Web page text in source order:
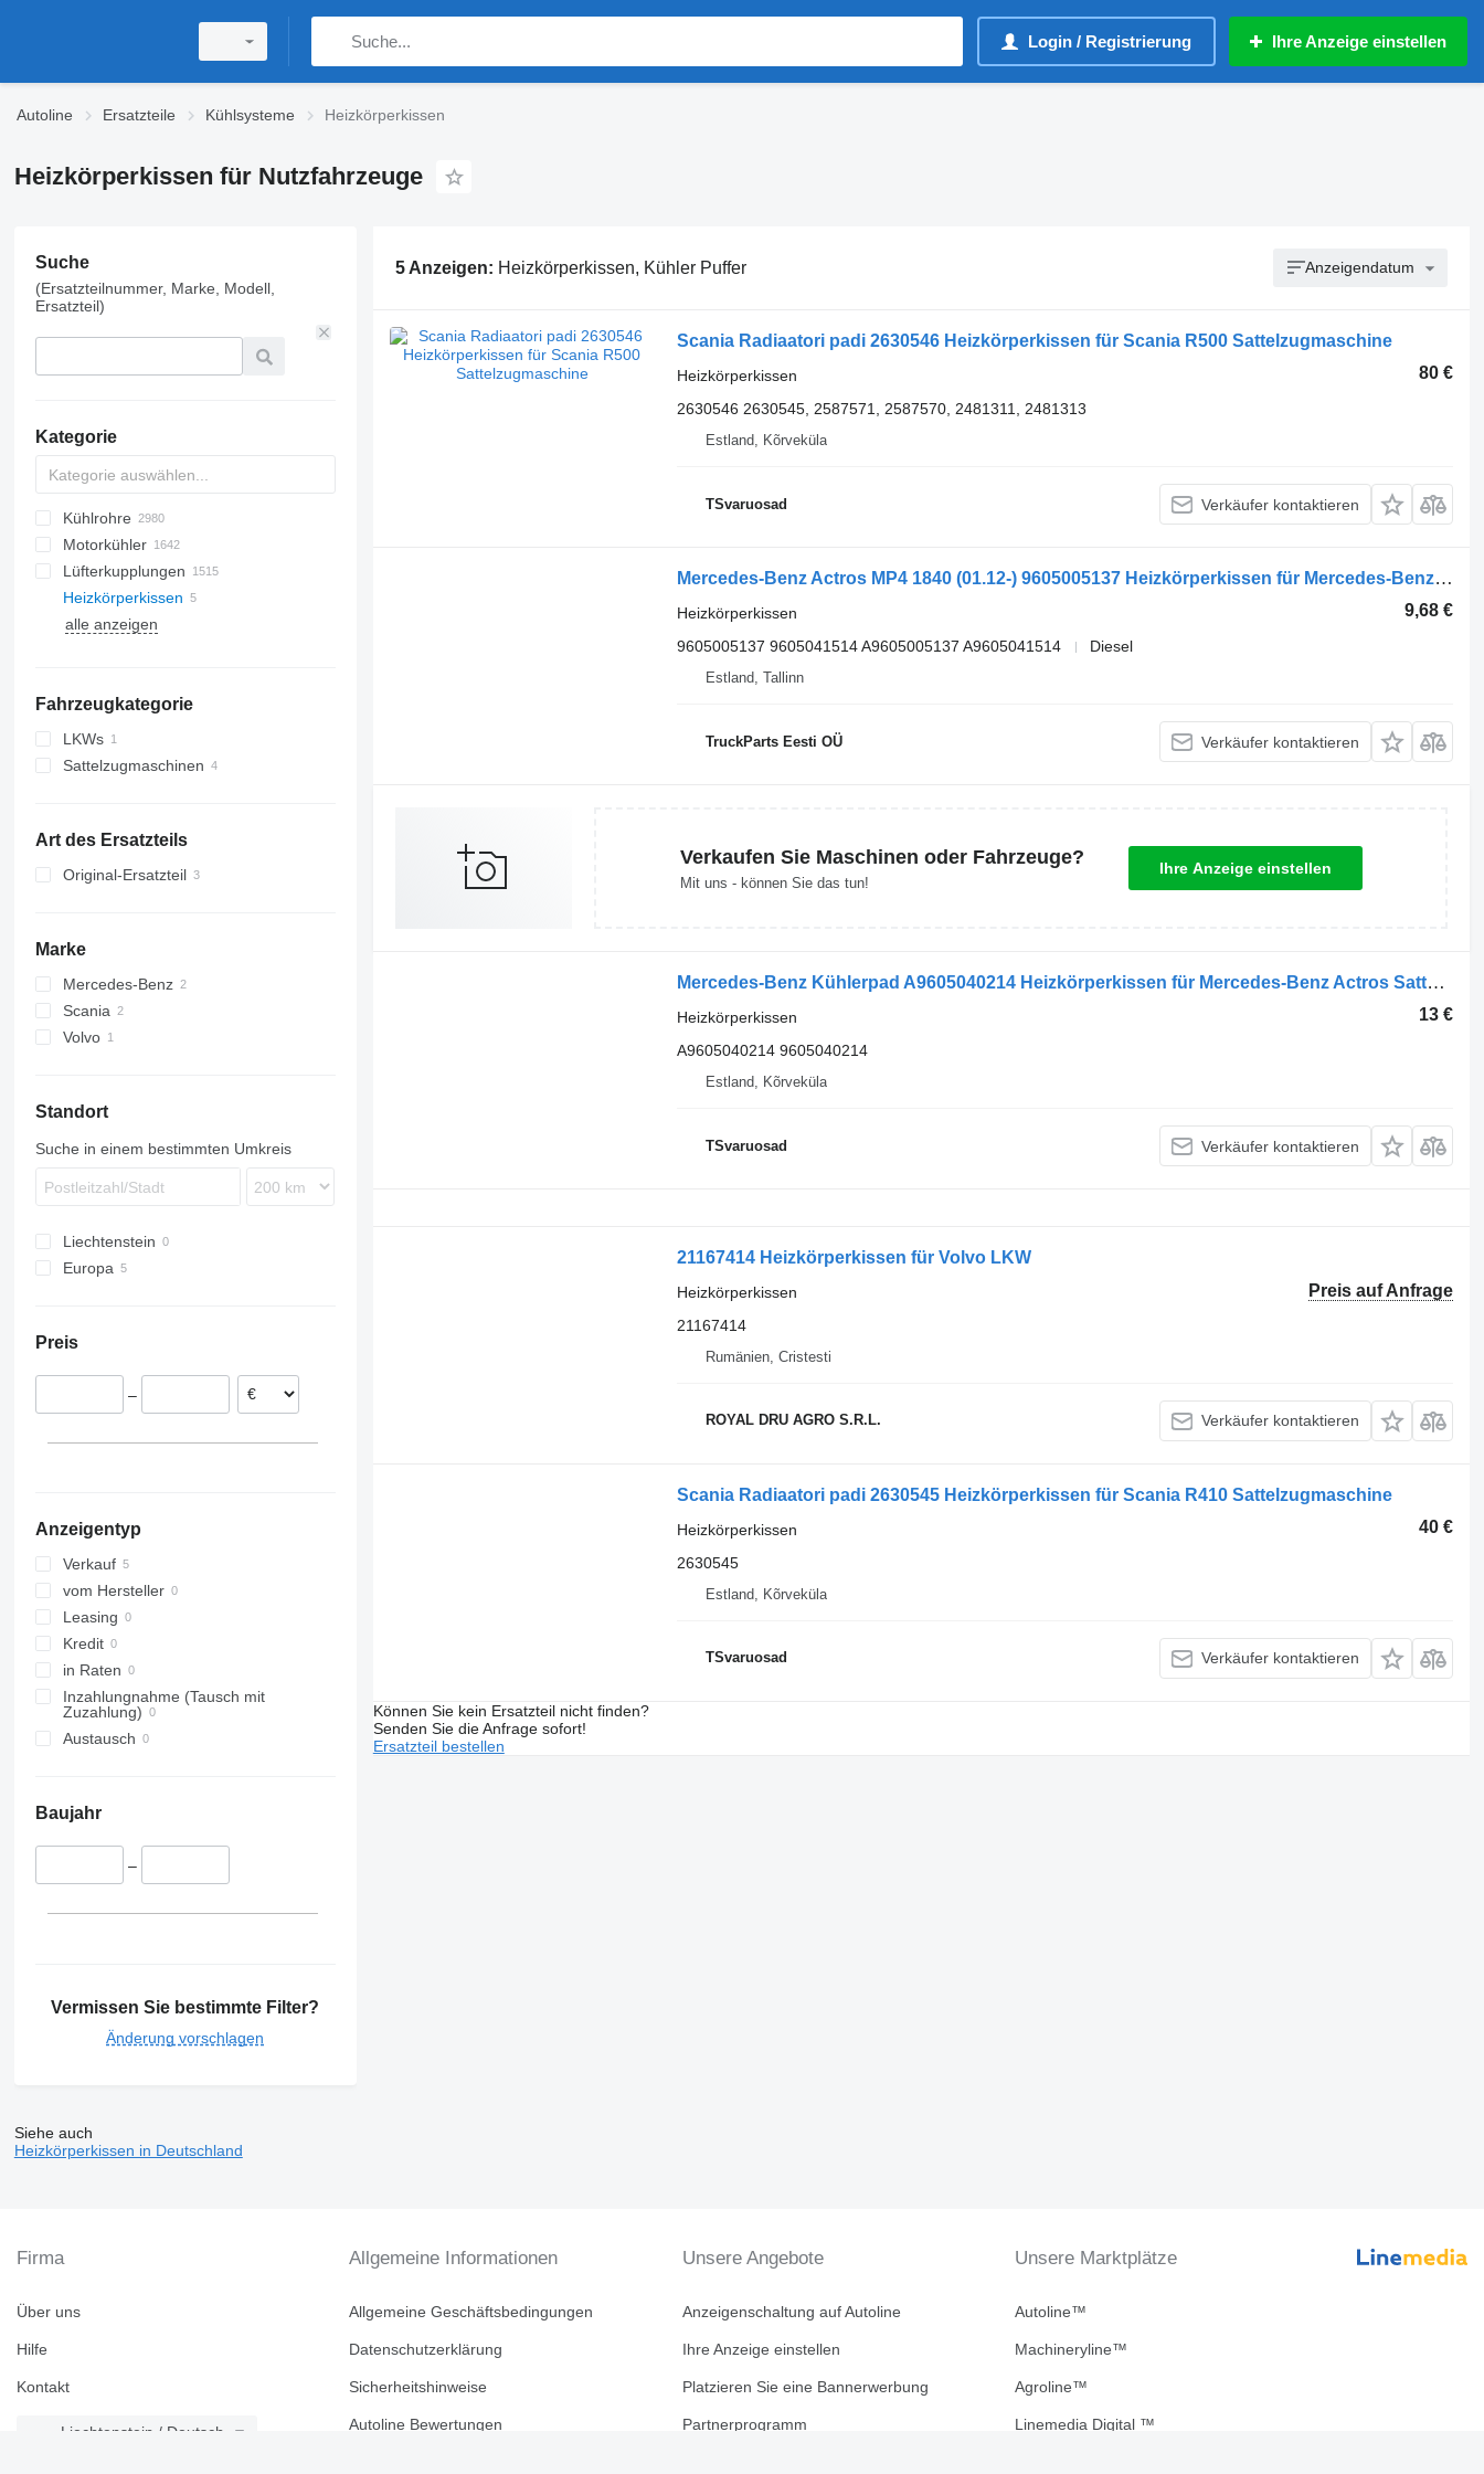
Login / Registrierung Ihre Anzeige einstellen
Autoline Ersatzteile Kühlsysteme Heizkörperkissen
Heizkörperkissen für Nutzfahrzeuge
Suche
(Ersatzteilnummer, Marke, Modell,
Ersatzteil)
Kategorie
Kühlrohre
Motorkühler
Lüfterkupplungen
Heizkörperkissen
alle anzeigen
Fahrzeugkategorie
LKWs
Sattelzugmaschinen
Art des Ersatzteils
Original-Ersatzteil
Marke
Mercedes-Benz
Actros
Antos
Scania
R-series
Volvo
Standort
Suche in einem bestimmten Umkreis
Liechtenstein
Europa
Preis
–
Anzeigentyp
Verkauf
vom Hersteller
Leasing
Kredit
in Raten
Inzahlungnahme (Tausch mit
Zuzahlung)
Austausch
Baujahr
–
Vermissen Sie bestimmte Filter?
Änderung vorschlagen
5 Anzeigen: Heizkörperkissen, Kühler Puffer Anzeigendatum
Scania Radiaatori padi 2630546 Heizkörperkissen für Scania R500 Sattelzugmaschine
80 €
Heizkörperkissen
2630546 2630545, 2587571, 2587570, 2481311, 2481313
Estland, Kõrveküla
TSvaruosad Verkäufer kontaktieren
Mercedes-Benz Actros MP4 1840 (01.12-) 9605005137 Heizkörperkissen für Mercedes-Benz Actros MP4 Antos Arocs (2012-) Sattelzugmaschine
9,68 €
Heizkörperkissen
9605005137 9605041514 A9605005137 A9605041514
Diesel
Estland, Tallinn
TruckParts Eesti OÜ Verkäufer kontaktieren
Verkaufen Sie Maschinen oder Fahrzeuge?
Mit uns - können Sie das tun!
Ihre Anzeige einstellen
Mercedes-Benz Kühlerpad A9605040214 Heizkörperkissen für Mercedes-Benz Actros Sattelzugmaschine
13 €
Heizkörperkissen
A9605040214 9605040214
Estland, Kõrveküla
TSvaruosad Verkäufer kontaktieren
21167414 Heizkörperkissen für Volvo LKW
Preis auf Anfrage
Heizkörperkissen
21167414
Rumänien, Cristesti
ROYAL DRU AGRO S.R.L. Verkäufer kontaktieren
Scania Radiaatori padi 2630545 Heizkörperkissen für Scania R410 Sattelzugmaschine
40 €
Heizkörperkissen
2630545
Estland, Kõrveküla
TSvaruosad Verkäufer kontaktieren
Können Sie kein Ersatzteil nicht finden?
Senden Sie die Anfrage sofort!
Ersatzteil bestellen
Siehe auch
Heizkörperkissen in Deutschland
Firma
Über uns
Hilfe
Kontakt
Liechtenstein / Deutsch
Allgemeine Informationen
Allgemeine Geschäftsbedingungen
Datenschutzerklärung
Sicherheitshinweise
Autoline Bewertungen
Unsere Angebote
Anzeigenschaltung auf Autoline
Ihre Anzeige einstellen
Platzieren Sie eine Bannerwerbung
Partnerprogramm
Unsere Marktplätze
Autoline™
Machineryline™
Agroline™
Linemedia Digital ™